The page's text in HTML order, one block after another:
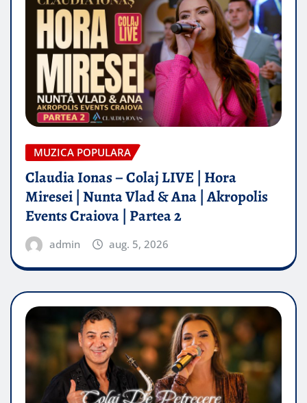
MUZICA POPULARA
Claudia Ionas – Colaj LIVE | Hora
Miresei | Nunta Vlad & Ana | Akropolis
Events Craiova | Partea 2
admin aug. 5, 2026